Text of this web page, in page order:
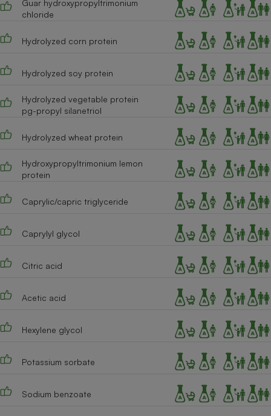
Guar hydroxypropyltrimonium
chloride
Hydrolyzed corn protein
Hydrolyzed soy protein
Hydrolyzed vegetable protein
pg-propyl silanetriol
Hydrolyzed wheat protein
Hydroxypropyltrimonium lemon
protein
Caprylic/capric triglyceride
Caprylyl glycol
Citric acid
Acetic acid
Hexylene glycol
Potassium sorbate
Sodium benzoate